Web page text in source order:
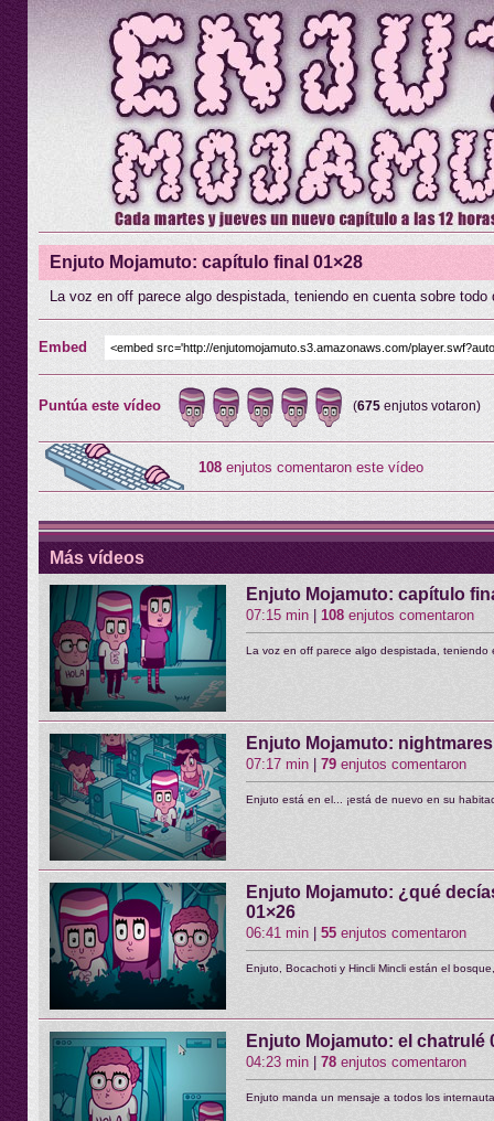
Enjuto Mojamuto: capítulo final 01×28
La voz en off parece algo despistada, teniendo en cuenta sobre
Embed
Puntúa este vídeo (675 enjutos votaron)
108 enjutos comentaron este vídeo
Más vídeos
Enjuto Mojamuto: capítulo
07:15 min 108 enjutos comentaron
La voz en off parece algo despistada,
Enjuto Mojamuto:
07:17 min 79 enjutos comentaron
Enjuto está en el... ¡está de nuevo en su
Enjuto Mojamuto: ¿qué
01×26
06:41 min 55 enjutos comentaron
Enjuto, Bocachoti y Hincli Mincli están el
Enjuto Mojamuto: el chatrulé
04:23 min 78 enjutos comentaron
Enjuto manda un mensaje a todos los